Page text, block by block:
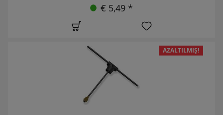
€ 5,49 *
AZALTILMIŞ!